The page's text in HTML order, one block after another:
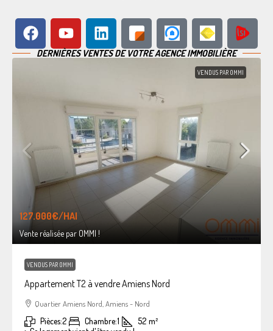
DERNIÈRES VENTES DE VOTRE AGENCE IMMOBILIÈRE
VENDUS PAR OMMI
127.000€/HAI
Vente réalisée par OMMI !
VENDUS PAR OMMI
Appartement T2 à vendre Amiens Nord
Quartier Amiens Nord, Amiens - Nord
Pièces:2 Chambre:1 52 m²